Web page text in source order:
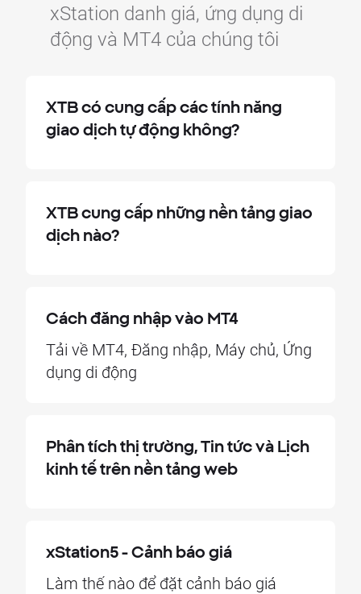
xStation danh giá, ứng dụng di
động và MT4 của chúng tôi
XTB có cung cấp các tính năng
giao dịch tự động không?
XTB cung cấp những nền tảng giao
dịch nào?
Cách đăng nhập vào MT4
Tải về MT4, Đăng nhập, Máy chủ, Ứng
dụng di động
Phân tích thị trường, Tin tức và Lịch
kinh tế trên nền tảng web
xStation5 - Cảnh báo giá
Làm thế nào để đặt cảnh báo giá